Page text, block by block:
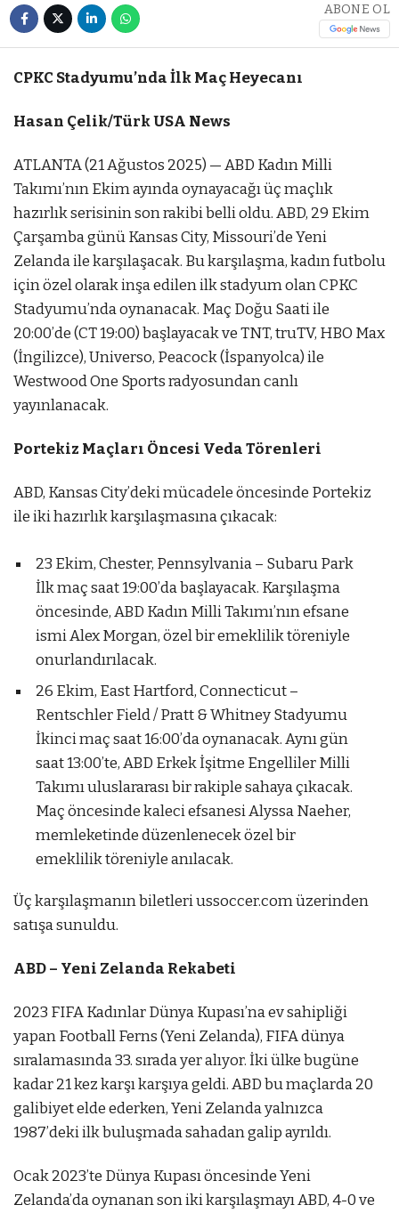
ABONE OL
CPKC Stadyumu’nda İlk Maç Heyecanı
Hasan Çelik/Türk USA News
ATLANTA (21 Ağustos 2025) — ABD Kadın Milli
Takımı’nın Ekim ayında oynayacağı üç maçlık
hazırlık serisinin son rakibi belli oldu. ABD, 29 Ekim
Çarşamba günü Kansas City, Missouri’de Yeni
Zelanda ile karşılaşacak. Bu karşılaşma, kadın futbolu
için özel olarak inşa edilen ilk stadyum olan CPKC
Stadyumu’nda oynanacak. Maç Doğu Saati ile
20:00’de (CT 19:00) başlayacak ve TNT, truTV, HBO Max
(İngilizce), Universo, Peacock (İspanyolca) ile
Westwood One Sports radyosundan canlı
yayınlanacak.
Portekiz Maçları Öncesi Veda Törenleri
ABD, Kansas City’deki mücadele öncesinde Portekiz
ile iki hazırlık karşılaşmasına çıkacak:
23 Ekim, Chester, Pennsylvania – Subaru Park
İlk maç saat 19:00’da başlayacak. Karşılaşma
öncesinde, ABD Kadın Milli Takımı’nın efsane
ismi Alex Morgan, özel bir emeklilik töreniyle
onurlandırılacak.
26 Ekim, East Hartford, Connecticut –
Rentschler Field / Pratt & Whitney Stadyumu
İkinci maç saat 16:00’da oynanacak. Aynı gün
saat 13:00’te, ABD Erkek İşitme Engelliler Milli
Takımı uluslararası bir rakiple sahaya çıkacak.
Maç öncesinde kaleci efsanesi Alyssa Naeher,
memleketinde düzenlenecek özel bir
emeklilik töreniyle anılacak.
Üç karşılaşmanın biletleri ussoccer.com üzerinden
satışa sunuldu.
ABD – Yeni Zelanda Rekabeti
2023 FIFA Kadınlar Dünya Kupası’na ev sahipliği
yapan Football Ferns (Yeni Zelanda), FIFA dünya
sıralamasında 33. sırada yer alıyor. İki ülke bugüne
kadar 21 kez karşı karşıya geldi. ABD bu maçlarda 20
galibiyet elde ederken, Yeni Zelanda yalnızca
1987’deki ilk buluşmada sahadan galip ayrıldı.
Ocak 2023’te Dünya Kupası öncesinde Yeni
Zelanda’da oynanan son iki karşılaşmayı ABD, 4-0 ve